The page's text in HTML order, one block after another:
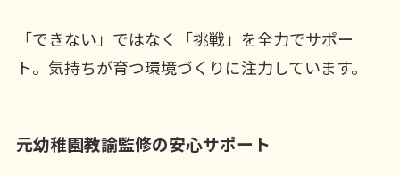
「できない」ではなく「挑戦」を全力でサポー
ト。気持ちが育つ環境づくりに注力しています。
元幼稚園教諭監修の安心サポート